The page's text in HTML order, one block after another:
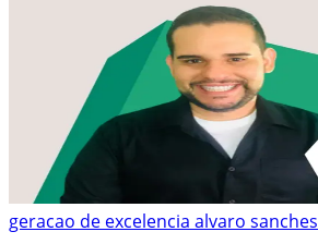
geracao de excelencia alvaro sanches